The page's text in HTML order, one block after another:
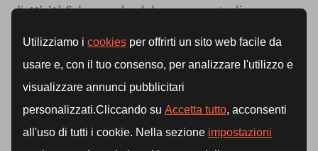
l’attività fisica, rendendola un momento di cura
stress.
Maggiore controllo sulla qualità
degli allenamenti